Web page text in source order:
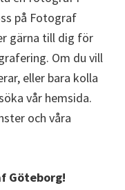
på Fotograf
gärna till dig för
Om du vill
eller bara kolla
vår hemsida.
och våra
Göteborg!